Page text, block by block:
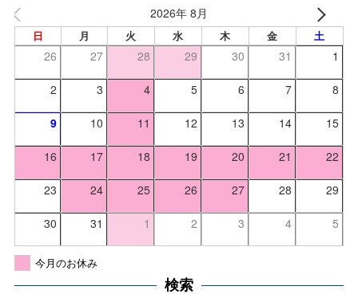
2026年 8月
日 月 火 水 木 金 土
26 27 28 29 30 31 1
2 3 4 5 6 7 8
9 10 11 12 13 14 15
16 17 18 19 20 21 22
23 24 25 26 27 28 29
30 31 1 2 3 4 5
今月のお休み
検索